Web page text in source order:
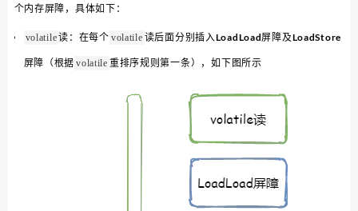
个内存屏障，具体如下：
volatile读：在每个 volatile 读后面分别插入LoadLoad屏障及LoadStore
屏障（根据 volatile 重排序规则第一条），如下图所示